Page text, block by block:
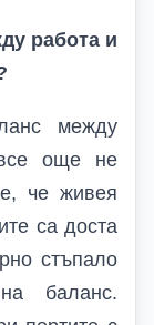
работа и
между
все още не
че живея
са доста
стъпало
баланс.